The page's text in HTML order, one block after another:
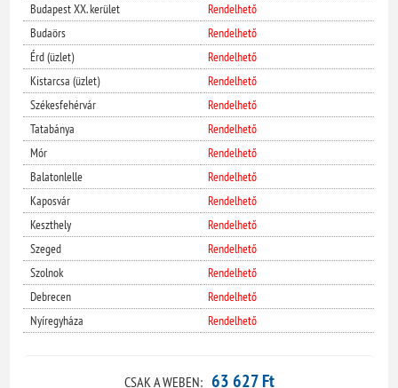
Budapest XX. kerület
Rendelhető
Budaörs
Rendelhető
Érd (üzlet)
Rendelhető
Kistarcsa (üzlet)
Rendelhető
Székesfehérvár
Rendelhető
Tatabánya
Rendelhető
Mór
Rendelhető
Balatonlelle
Rendelhető
Kaposvár
Rendelhető
Keszthely
Rendelhető
Szeged
Rendelhető
Szolnok
Rendelhető
Debrecen
Rendelhető
Nyíregyháza
Rendelhető
CSAK A WEBEN: 63 627 Ft